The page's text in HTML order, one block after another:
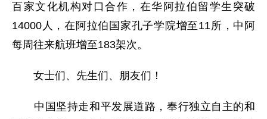
百家文化机构对口合作，在华阿拉伯留学生突破
14000人，在阿拉伯国家孔子学院增至11所，中阿
每周往来航班增至183架次。
女士们、先生们、朋友们！
中国坚持走和平发展道路，奉行独立自主的和